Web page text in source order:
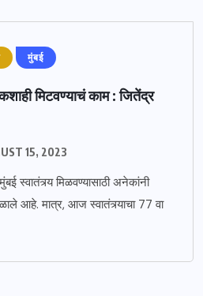
मुंबई
मिटवण्याचं काम : जितेंद्र
15, 2023
मिळवण्यासाठी अनेकांनी
आहे. मात्र, आज स्वातंत्र्याचा 77 वा